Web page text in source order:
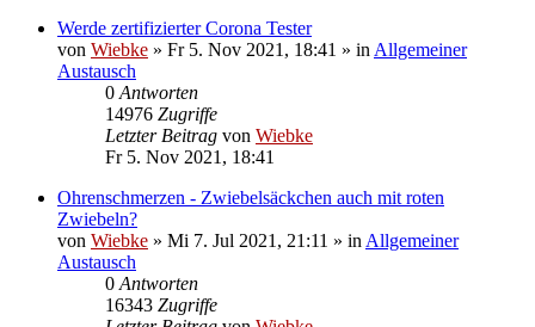
Werde zertifizierter Corona Tester
von Wiebke » Fr 5. Nov 2021, 18:41 » inAllgemeiner
Austausch
0Antworten
14976 Zugriffe
Letzter Beitrag von Wiebke
Fr 5. Nov 2021, 18:41
Ohrenschmerzen - Zwiebelsäckchen auch mit roten
Zwiebeln?
von Wiebke » Mi 7. Jul 2021, 21:11 » inAllgemeiner
Austausch
0Antworten
16343 Zugriffe